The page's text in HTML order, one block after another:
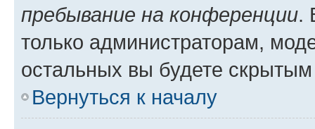
пребывание на конференции.
только администраторам,
остальных вы будете
Вернуться к началу